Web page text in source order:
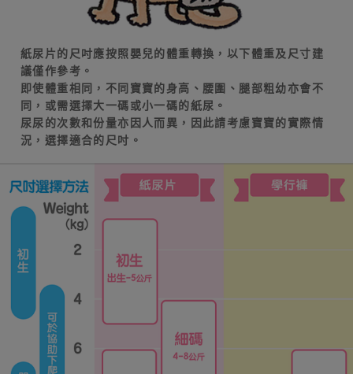
紙尿片的尺吋應按照嬰兒的體重轉換，以下體重及尺寸建
議僅作參考。
即使體重相同，不同寶寶的身高、腰圍、腿部粗幼亦會不
同，或需選擇大一碼或小一碼的紙尿。
尿尿的次數和份量亦因人而異，因此請考慮寶寶的實際情
況，選擇適合的尺吋。